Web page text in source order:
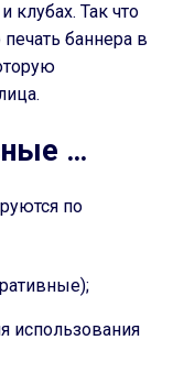
клубах. Так что
баннера в
…
по
использования